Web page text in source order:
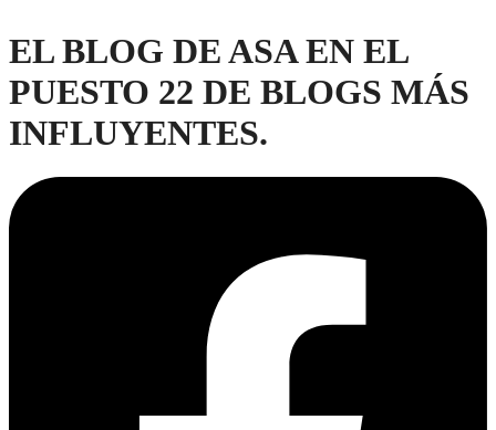
EL BLOG DE ASA EN EL
PUESTO 22 DE BLOGS MÁS
INFLUYENTES.